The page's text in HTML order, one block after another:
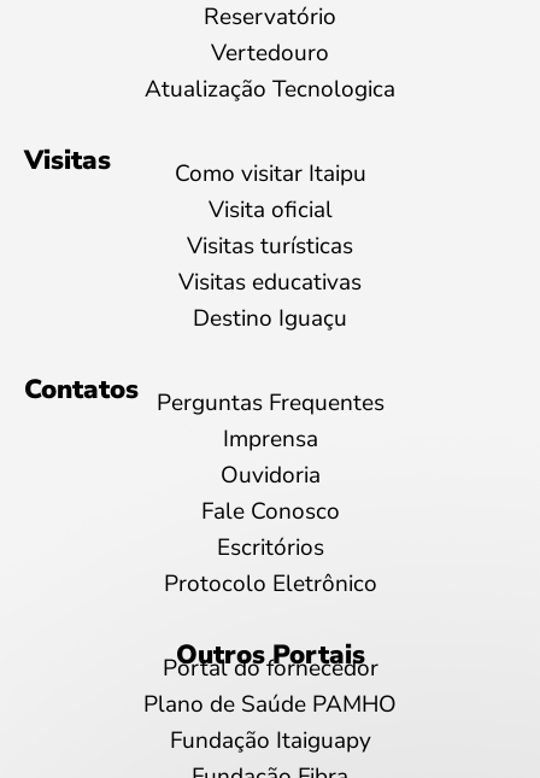
Reservatório
Vertedouro
Atualização Tecnologica
Visitas
Como visitar Itaipu
Visita oficial
Visitas turísticas
Visitas educativas
Destino Iguaçu
Contatos
Perguntas Frequentes
Imprensa
Ouvidoria
Fale Conosco
Escritórios
Protocolo Eletrônico
Outros Portais
Portal do fornecedor
Plano de Saúde PAMHO
Fundação Itaiguapy